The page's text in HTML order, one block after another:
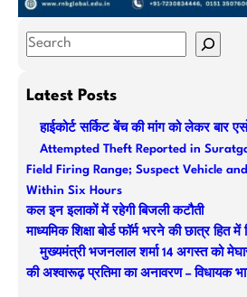
S
aLatest Posts
हाईकोर्ट सर्किट बेंच की मांग को लेकर बार
Attempted Theft Reported in
Field Firing Range; Suspect Vehicle
Within Six Hours
कल इन इलाकों में रहेगी बिजली कटौती
माध्यमिक शिक्षा बोर्ड फॉर्म भरने की छात्र हित
मुख्यमंत्री भजनलाल शर्मा 14 अगस्त को
की अश्वारूढ़ प्रतिमा का अनावरण – विधायक